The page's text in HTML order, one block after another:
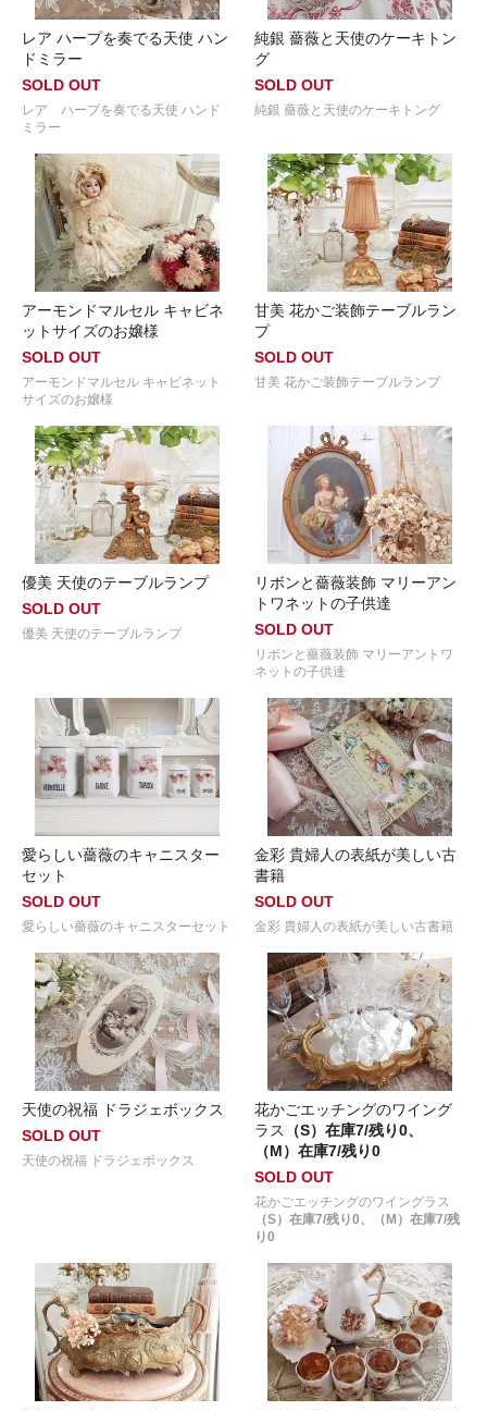
レア ハープを奏でる天使 ハン
ドミラー
SOLD OUT
レア ハープを奏でる天使 ハンド
ミラー
純銀 薔薇と天使のケーキトン
グ
SOLD OUT
純銀 薔薇と天使のケーキトング
アーモンドマルセル キャビネ
ットサイズのお嬢様
SOLD OUT
アーモンドマルセル キャビネット
サイズのお嬢様
甘美 花かご装飾テーブルラン
プ
SOLD OUT
甘美 花かご装飾テーブルランプ
優美 天使のテーブルランプ
SOLD OUT
優美 天使のテーブルランプ
リボンと薔薇装飾 マリーアン
トワネットの子供達
SOLD OUT
リボンと薔薇装飾 マリーアントワ
ネットの子供達
愛らしい薔薇のキャニスター
セット
SOLD OUT
愛らしい薔薇のキャニスターセット
金彩 貴婦人の表紙が美しい古
書籍
SOLD OUT
金彩 貴婦人の表紙が美しい古書籍
天使の祝福 ドラジェボックス
SOLD OUT
天使の祝福 ドラジェボックス
花かごエッチングのワイング
ラス
（S）在庫7/残り0、
（M）在庫7/残り0
SOLD OUT
花かごエッチングのワイングラス
（S）在庫7/残り0、（M）在庫7/残
り0